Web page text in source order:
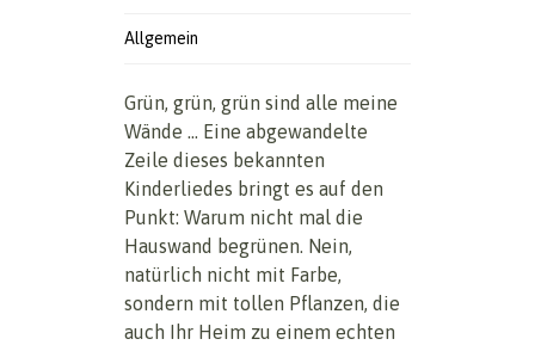
Allgemein
Grün, grün, grün sind alle meine
Wände … Eine abgewandelte
Zeile dieses bekannten
Kinderliedes bringt es auf den
Punkt: Warum nicht mal die
Hauswand begrünen. Nein,
natürlich nicht mit Farbe,
sondern mit tollen Pflanzen, die
auch Ihr Heim zu einem echten